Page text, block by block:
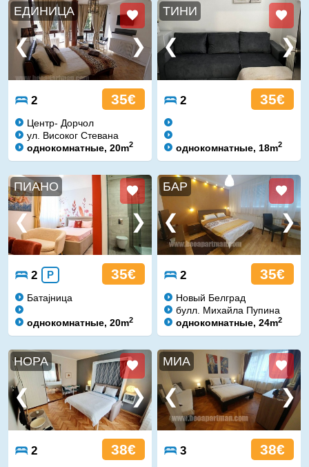
ЕДИНИЦА
2 35€
Центр- Дорчол
ул. Високог Стевана
однокомнатные, 20m2
ТИНИ
2 35€
однокомнатные, 18m2
ПИАНО
2 P 35€
Батајница
однокомнатные, 20m2
БАР
2 35€
Новый Белград
булл. Михайла Пупина
однокомнатные, 24m2
НОРА
2 38€
МИА
3 38€